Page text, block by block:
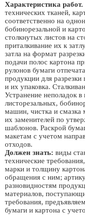
Характеристика работ.
технических тканей,
соответственно на
бобинорезальной и
столкнутых листов на
приталкивание их к
затла на формат
подачи полос картона
рулонов бумаги
продукции для
и их упаковка.
Устранение неполадок
листорезальных,
машин, чистка и смазка
их заменителей по
шаблонов. Раскрой
макетам с учетом
отходов.
Должен знать: виды
технические
марки и толщину
обращения с ним;
разновидностям
материалов,
требования,
бумаги и картона с